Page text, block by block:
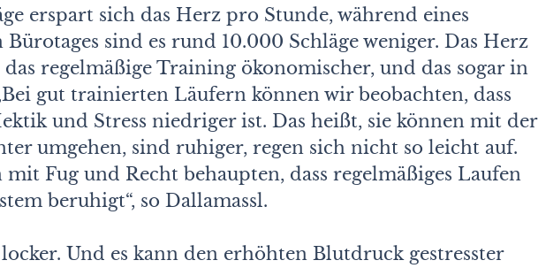
erspart sich das Herz pro Stunde, während eines
sind es rund 10.000 Schläge weniger. Das Herz
regelmäßige Training ökonomischer, und das sogar in
gut trainierten Läufern können wir beobachten, dass
und Stress niedriger ist. Das heißt, sie können mit der
umgehen, sind ruhiger, regen sich nicht so leicht auf.
Fug und Recht behaupten, dass regelmäßiges Laufen
beruhigt“, so Dallamassl.
Und es kann den erhöhten Blutdruck gestresster